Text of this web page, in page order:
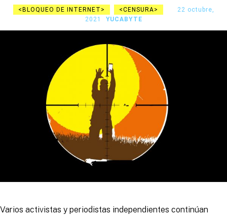
BLOQUEO DE INTERNET CENSURA
22 octubre,
2021
YUCABYTE
Varios activistas y periodistas independientes continúan